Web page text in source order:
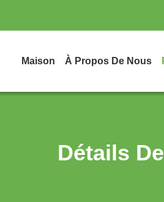
Maison À Propos De Nous
Détails